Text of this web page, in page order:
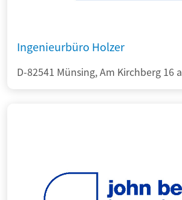
Ingenieurbüro Holzer
D-82541 Münsing, Am Kirchberg 16 a